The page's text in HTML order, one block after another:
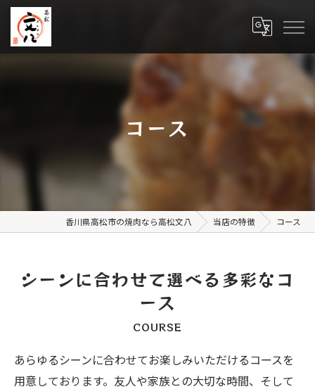
コース
香川県高松市の焼肉なら高松文八 当店の特徴 コース
シーンに合わせて選べる多彩なコ
ース
COURSE
あらゆるシーンに合わせてお楽しみいただけるコースを
用意しております。友人や家族との大切な時間、そして